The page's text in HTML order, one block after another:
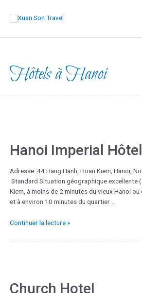
Hôtels à Hanoi
Hanoi Imperial Hôtel
Adresse :44 Hang Hanh, Hoan Kiem, Hanoi,
Standard Situation géographique excellente
Kiem, à moins de 2 minutes du vieux Hanoi
et à environ 10 minutes du quartier …
Continuer la lecture »
Church Hotel